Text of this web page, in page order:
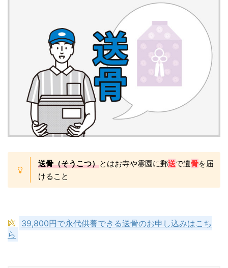
送骨（そうこつ）とはお寺や霊園に郵送で遺骨を届
けること
39,800円で永代供養できる送骨のお申し込みはこち
ら